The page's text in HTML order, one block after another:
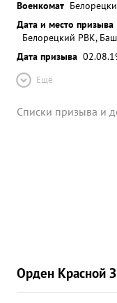
Военкомат
Дата и место призыва
Белорецкий РВК,
Дата призыва
Ещё
Списки призыва и
Орден Красной